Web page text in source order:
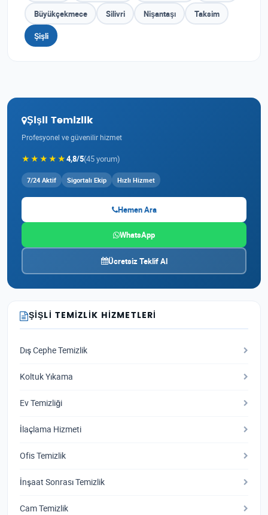
Büyükçekmece Silivri Nişantaşı Taksim
Şişli
Şişli Temizlik
Profesyonel ve güvenilir hizmet
★★★★★4,8/5(45 yorum)
7/24 Aktif Sigortalı Ekip Hızlı Hizmet
Hemen Ara
WhatsApp
Ücretsiz Teklif Al
ŞIŞLI TEMIZLIK HIZMETLERI
Dış Cephe Temizlik
Koltuk Yıkama
Ev Temizliği
İlaçlama Hizmeti
Ofis Temizlik
İnşaat Sonrası Temizlik
Cam Temizlik